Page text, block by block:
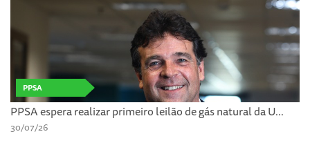
PPSA
PPSA espera realizar primeiro leilão de gás natural da U...
30/07/26